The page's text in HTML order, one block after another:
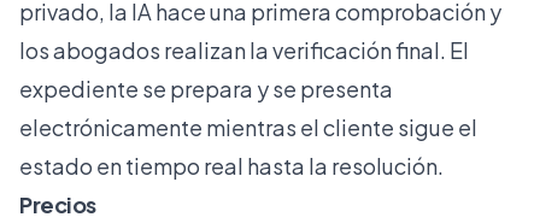
privado, la IA hace una primera comprobación y
los abogados realizan la verificación final. El
expediente se prepara y se presenta
electrónicamente mientras el cliente sigue el
estado en tiempo real hasta la resolución.
Precios